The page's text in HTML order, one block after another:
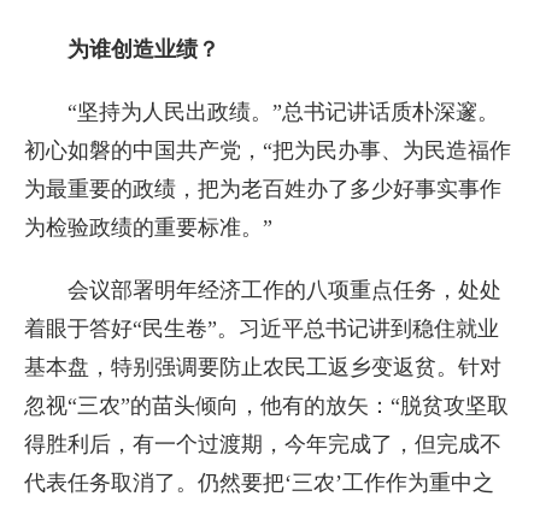
为谁创造业绩？
“坚持为人民出政绩。”总书记讲话质朴深邃。
初心如磐的中国共产党，“把为民办事、为民造福作
为最重要的政绩，把为老百姓办了多少好事实事作
为检验政绩的重要标准。”
会议部署明年经济工作的八项重点任务，处处
着眼于答好“民生卷”。习近平总书记讲到稳住就业
基本盘，特别强调要防止农民工返乡变返贫。针对
忽视“三农”的苗头倾向，他有的放矢：“脱贫攻坚取
得胜利后，有一个过渡期，今年完成了，但完成不
代表任务取消了。仍然要把‘三农’工作作为重中之